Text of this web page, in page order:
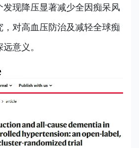
发现降压显著减少全因痴呆风
，对高血压防治及减轻全球痴
意义。